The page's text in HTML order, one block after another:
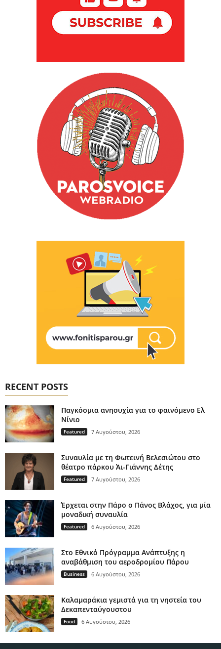
RECENT POSTS
Παγκόσμια ανησυχία για το φαινόμενο Ελ
Νίνιο
Featured 7 Αυγούστου, 2026
Συναυλία με τη Φωτεινή Βελεσιώτου στο
θέατρο πάρκου Άι-Γιάννης Δέτης
Featured 7 Αυγούστου, 2026
Έρχεται στην Πάρο ο Πάνος Βλάχος, για μία
μοναδική συναυλία
Featured 6 Αυγούστου, 2026
Στο Εθνικό Πρόγραμμα Ανάπτυξης η
αναβάθμιση του αεροδρομίου Πάρου
Business 6 Αυγούστου, 2026
Καλαμαράκια γεμιστά για τη νηστεία του
Δεκαπενταύγουστου
Food 6 Αυγούστου, 2026